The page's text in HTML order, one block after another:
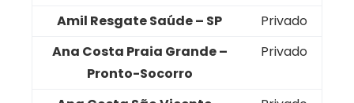
Amil Resgate Saúde – SP
Privado
Ana Costa Praia Grande –
Pronto-Socorro
Privado